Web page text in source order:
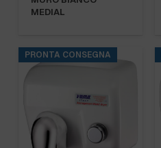
MEDIAL
PRONTA CONSEGNA